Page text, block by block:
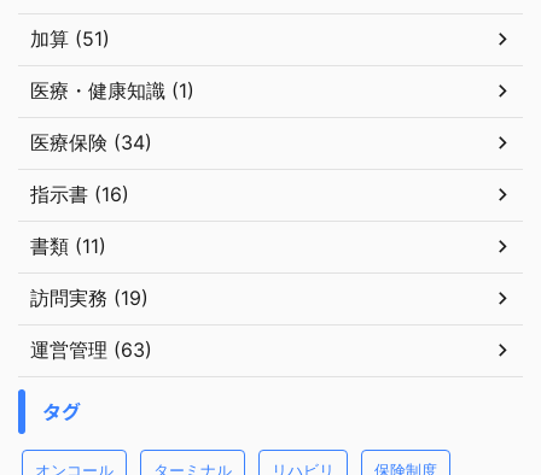
加算 (51)
医療・健康知識 (1)
医療保険 (34)
指示書 (16)
書類 (11)
訪問実務 (19)
運営管理 (63)
タグ
オンコール ターミナル リハビリ 保険制度